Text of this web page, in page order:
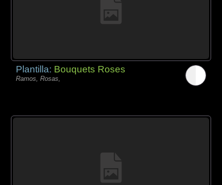
Plantilla: Bouquets Roses
Ramos, Rosas,